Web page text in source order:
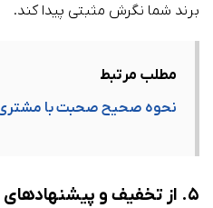
برند شما نگرش مثبتی پیدا کند.
مطلب مرتبط
نحوه صحیح صحبت با
۵. از تخفیف و پیشنهادهای